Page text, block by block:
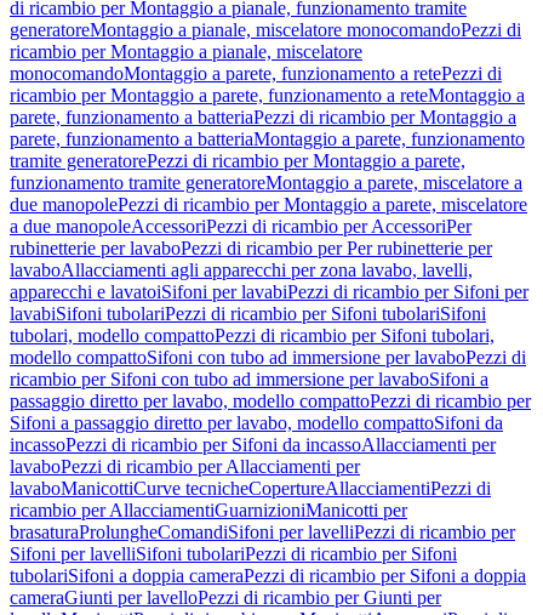
di ricambio per Montaggio a pianale, funzionamento tramite
generatoreMontaggio a pianale, miscelatore monocomandoPezzi di
ricambio per Montaggio a pianale, miscelatore
monocomandoMontaggio a parete, funzionamento a retePezzi di
ricambio per Montaggio a parete, funzionamento a reteMontaggio a
parete, funzionamento a batteriaPezzi di ricambio per Montaggio a
parete, funzionamento a batteriaMontaggio a parete, funzionamento
tramite generatorePezzi di ricambio per Montaggio a parete,
funzionamento tramite generatoreMontaggio a parete, miscelatore a
due manopolePezzi di ricambio per Montaggio a parete, miscelatore
a due manopoleAccessoriPezzi di ricambio per AccessoriPer
rubinetterie per lavaboPezzi di ricambio per Per rubinetterie per
lavaboAllacciamenti agli apparecchi per zona lavabo, lavelli,
apparecchi e lavatoiSifoni per lavabiPezzi di ricambio per Sifoni per
lavabiSifoni tubolariPezzi di ricambio per Sifoni tubolariSifoni
tubolari, modello compattoPezzi di ricambio per Sifoni tubolari,
modello compattoSifoni con tubo ad immersione per lavaboPezzi di
ricambio per Sifoni con tubo ad immersione per lavaboSifoni a
passaggio diretto per lavabo, modello compattoPezzi di ricambio per
Sifoni a passaggio diretto per lavabo, modello compattoSifoni da
incassoPezzi di ricambio per Sifoni da incassoAllacciamenti per
lavaboPezzi di ricambio per Allacciamenti per
lavaboManicottiCurve tecnicheCopertureAllacciamentiPezzi di
ricambio per AllacciamentiGuarnizioniManicotti per
brasaturaProlungheComandiSifoni per lavelliPezzi di ricambio per
Sifoni per lavelliSifoni tubolariPezzi di ricambio per Sifoni
tubolariSifoni a doppia cameraPezzi di ricambio per Sifoni a doppia
cameraGiunti per lavelloPezzi di ricambio per Giunti per